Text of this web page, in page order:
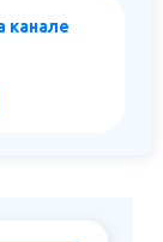
канале